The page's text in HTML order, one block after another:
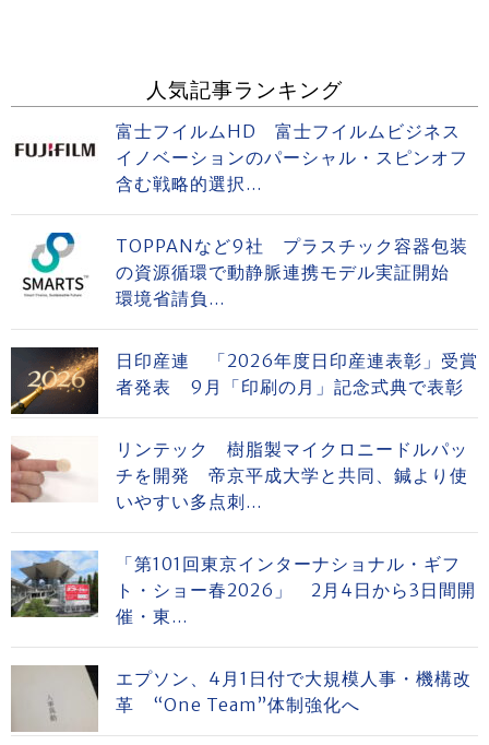
人気記事ランキング
富士フイルムHD 富士フイルムビジネス
イノベーションのパーシャル・スピンオフ
含む戦略的選択...
TOPPANなど9社 プラスチック容器包装
の資源循環で動静脈連携モデル実証開始
環境省請負...
日印産連 「2026年度日印産連表彰」受賞
者発表 9月「印刷の月」記念式典で表彰
リンテック 樹脂製マイクロニードルパッ
チを開発 帝京平成大学と共同、鍼より使
いやすい多点刺...
「第101回東京インターナショナル・ギフ
ト・ショー春2026」 2月4日から3日間開
催・東...
エプソン、4月1日付で大規模人事・機構改
革 “One Team”体制強化へ